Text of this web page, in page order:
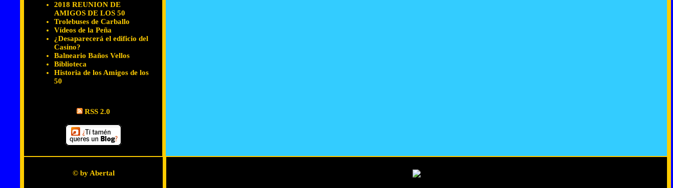
2018 REUNION DE
AMIGOS DE LOS 50
Trolebuses de Carballo
Vídeos de la Peña
¿Desaparecerá el edificio del
Casino?
Balneario Baños Vellos
Biblioteca
Historia de los Amigos de los
50
RSS 2.0
© by Abertal